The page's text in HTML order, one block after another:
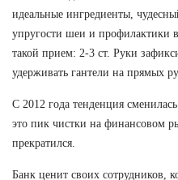
идеальные ингредиенты,
упругости шеи и профилактики
такой прием: 2-3 ст. Руки
удерживать гантели на прямых
С 2012 года тенденция
это пик чистки на финансовом
прекратился.
Банк ценит своих сотрудников,